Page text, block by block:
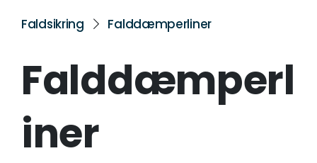
Faldsikring Falddæmperliner
Falddæmperl
iner